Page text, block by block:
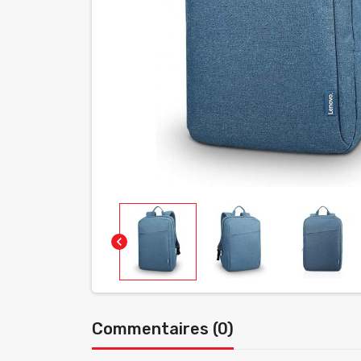
chevron_left
Commentaires (0)